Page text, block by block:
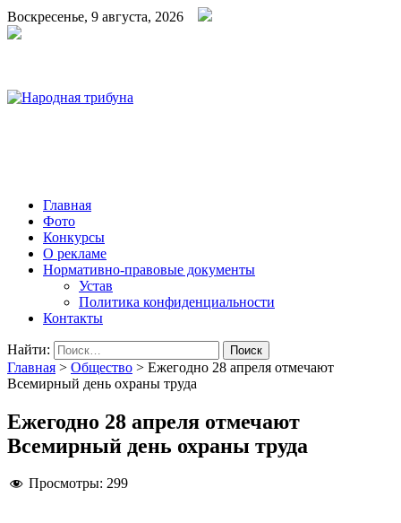
Воскресенье, 9 августа, 2026
Главная
Фото
Конкурсы
О рекламе
Нормативно-правовые документы
Устав
Политика конфиденциальности
Контакты
Найти:
Главная > Общество > Ежегодно 28 апреля отмечают
Всемирный день охраны труда
Ежегодно 28 апреля отмечают
Всемирный день охраны труда
Просмотры: 299